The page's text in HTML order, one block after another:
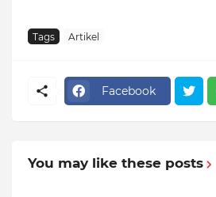
Tags Artikel
Facebook
You may like these posts